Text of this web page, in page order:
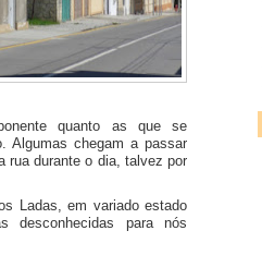
quanto as que se
Algumas chegam a passar
rua durante o dia, talvez por
Ladas, em variado estado
desconhecidas para nós